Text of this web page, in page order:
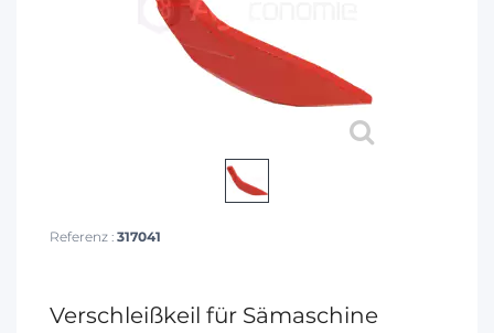
Referenz : 317041
Verschleißkeil für Sämaschine